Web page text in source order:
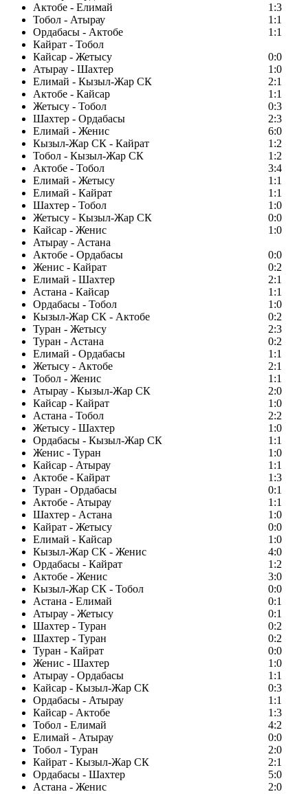
Актобе - Елимай
1:3
Тобол - Атырау
1:1
Ордабасы - Актобе
1:1
Кайрат - Тобол
Кайсар - Жетысу
0:0
Атырау - Шахтер
1:0
Елимай - Кызыл-Жар СК
2:1
Актобе - Кайсар
1:1
Жетысу - Тобол
0:3
Шахтер - Ордабасы
2:3
Елимай - Женис
6:0
Кызыл-Жар СК - Кайрат
1:2
Тобол - Кызыл-Жар СК
1:2
Актобе - Тобол
3:4
Елимай - Жетысу
1:1
Елимай - Кайрат
1:1
Шахтер - Тобол
1:0
Жетысу - Кызыл-Жар СК
0:0
Кайсар - Женис
1:0
Атырау - Астана
Актобе - Ордабасы
0:0
Женис - Кайрат
0:2
Елимай - Шахтер
2:1
Астана - Кайсар
1:1
Ордабасы - Тобол
1:0
Кызыл-Жар СК - Актобе
0:2
Туран - Жетысу
2:3
Туран - Астана
0:2
Елимай - Ордабасы
1:1
Жетысу - Актобе
2:1
Тобол - Женис
1:1
Атырау - Кызыл-Жар СК
2:0
Кайсар - Кайрат
1:0
Астана - Тобол
2:2
Жетысу - Шахтер
1:0
Ордабасы - Кызыл-Жар СК
1:1
Женис - Туран
1:0
Кайсар - Атырау
1:1
Актобе - Кайрат
1:3
Туран - Ордабасы
0:1
Актобе - Атырау
1:1
Шахтер - Астана
1:0
Кайрат - Жетысу
0:0
Елимай - Кайсар
1:0
Кызыл-Жар СК - Женис
4:0
Ордабасы - Кайрат
1:2
Актобе - Женис
3:0
Кызыл-Жар СК - Тобол
0:0
Астана - Елимай
0:1
Атырау - Жетысу
0:1
Шахтер - Туран
0:2
Шахтер - Туран
0:2
Туран - Кайрат
0:0
Женис - Шахтер
1:0
Атырау - Ордабасы
1:1
Кайсар - Кызыл-Жар СК
0:3
Ордабасы - Атырау
1:1
Кайсар - Актобе
1:3
Тобол - Елимай
4:2
Елимай - Атырау
0:0
Тобол - Туран
2:0
Кайрат - Кызыл-Жар СК
2:1
Ордабасы - Шахтер
5:0
Астана - Женис
2:0